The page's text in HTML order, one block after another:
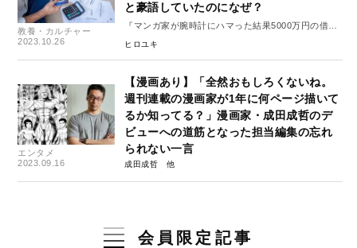
教養・カルチャー
2023.10.26
と豪語していたのになぜ？
『マンガ家が腕時計にハマった結果5000万円の借金
をつくった話』#1
ヒロユキ
エンタメ
2023.09.16
【漫画あり】「全然おもしろくないね。
週刊連載の漫画家が1年に何ページ描いて
るか知ってる？」漫画家・成田成哲のデ
ビューへの道筋となった担当編集の忘れ
られない一言
成田成哲
会員限定記事